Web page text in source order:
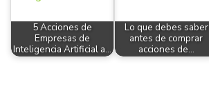
5 Acciones de
Empresas de
Inteligencia Artificial a…
Lo que debes saber
antes de comprar
acciones de…